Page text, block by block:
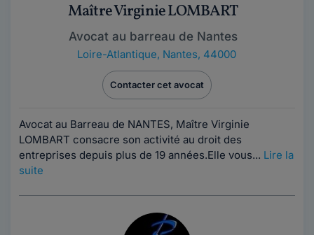
Maître Virginie LOMBART
Avocat au barreau de Nantes
Loire-Atlantique, Nantes, 44000
Contacter cet avocat
Avocat au Barreau de NANTES, Maître Virginie
LOMBART consacre son activité au droit des
entreprises depuis plus de 19 années.Elle vous... Lire la
suite